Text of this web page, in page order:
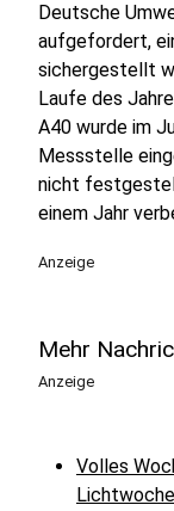
Deutsche
aufgefordert,
sichergestellt
Laufe des
A40 wurde im
Messstelle
nicht
einem Jahr
Anzeige
Mehr
Anzeige
Volles